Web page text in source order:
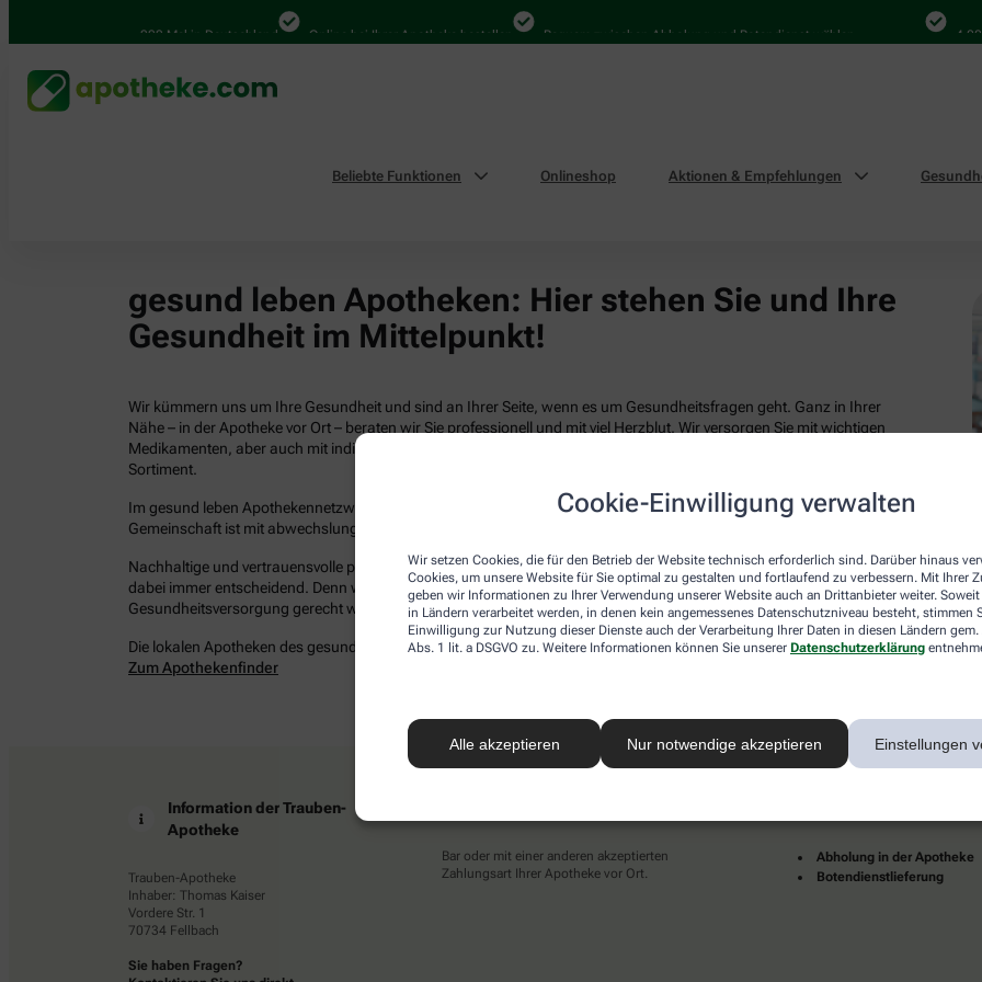
Cookie-Einwilligung verwalten
Wir setzen Cookies, die für den Betrieb der Website technisch erforderlich sind. Darüber hinaus
Cookies, um unsere Website für Sie optimal zu gestalten und fortlaufend zu verbessern. Mit Ihrer
geben wir Informationen zu Ihrer Verwendung unserer Website auch an Drittanbieter weiter. Soweit
in Ländern verarbeitet werden, in denen kein angemessenes Datenschutzniveau besteht, stimmen
Einwilligung zur Nutzung dieser Dienste auch der Verarbeitung Ihrer Daten in diesen Ländern
Abs. 1 lit. a DSGVO zu. Weitere Informationen können Sie unserer Datenschutzerklärung
Alle akzeptieren Nur notwendige akzeptieren Einstellungen
4.000 Mal in Deutschland Online bei Ihrer Apotheke bestellen Bequem zwischen Abholung und Botendienst wählen 4.000
Beliebte Funktionen Onlineshop Aktionen & Empfehlungen
gesund leben Apotheken: Hier stehen Sie und Ihre
Gesundheit im Mittelpunkt!
Wir kümmern uns um Ihre Gesundheit und sind an Ihrer Seite, wenn es um Gesundheitsfragen geht. Ganz in Ihrer
Nähe – in der Apotheke vor Ort – beraten wir Sie professionell und mit viel Herzblut. Wir versorgen Sie mit wichtigen
Medikamenten, aber auch mit individuellen Gesundheitsleistungen und attraktiven Produkten aus unserem
Sortiment.
Im gesund leben Apothekennetzwerk befinden sich bundesweit mehrere tausend lokale Apotheken. Diese starke
Gemeinschaft ist mit abwechslungsreichen Angeboten und Dienstleistungen immer für Sie da.
Nachhaltige und vertrauensvolle persönliche Beziehungen zu Ihnen als Patientinnen und Patienten sind für uns
dabei immer entscheidend. Denn wir möchten Ihrem Anspruch an eine individuelle, hochwertige und digitale
Gesundheitsversorgung gerecht werden – damit Sie gesünder und erfüllter leben.
Die lokalen Apotheken des gesund leben Netzwerkes in Ihrer Nähe finden Sie hier:
Zum Apothekenfinder
Information der Trauben-
Apotheke
Trauben-Apotheke
Inhaber: Thomas Kaiser
Vordere Str. 1
70734 Fellbach
Sie haben Fragen?
Bar oder mit einer anderen akzeptierten
Zahlungsart Ihrer Apotheke vor Ort.
Abholung in der Apotheke
Botendienstlieferung